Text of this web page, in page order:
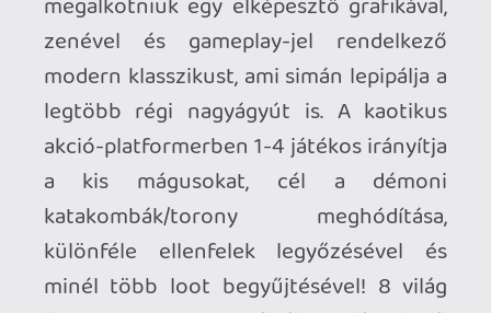
Spacegulls
A harmadik játék viszonylag gyenge a
másik kettőhöz képest, de teljesen jó
még így is. A címszereplő madárral ismét
egy platform mókába keveredünk, ahol
most az ő fiókáit kell megmenteni a
gonosz kiborg szárnyasoktól. Mint az
összes többi, ez is NES-re készült.